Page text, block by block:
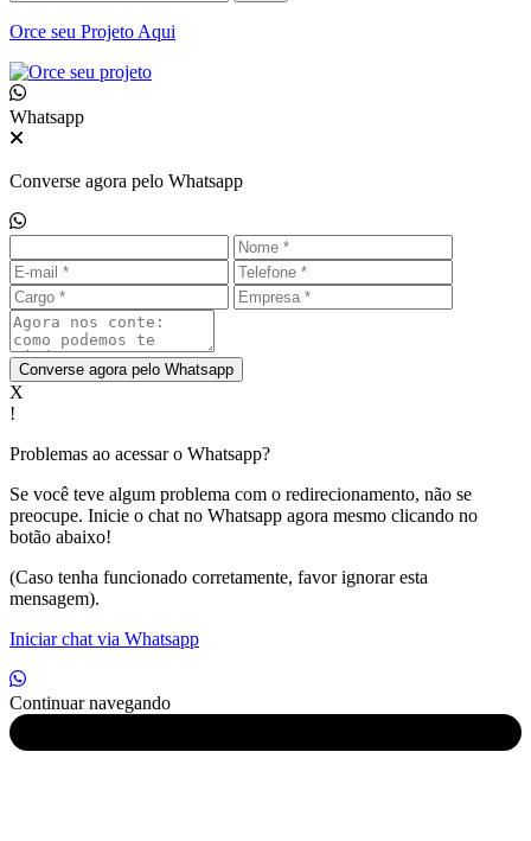
Orce seu Projeto Aqui
Whatsapp
Converse agora pelo Whatsapp
Converse agora pelo Whatsapp
X
!
Problemas ao acessar o Whatsapp?
Se você teve algum problema com o redirecionamento, não se
preocupe. Inicie o chat no Whatsapp agora mesmo clicando no
botão abaixo!
(Caso tenha funcionado corretamente, favor ignorar esta
mensagem).
Iniciar chat via Whatsapp
Continuar navegando